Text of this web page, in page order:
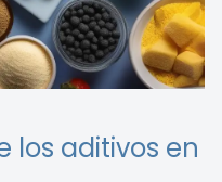
los aditivos en